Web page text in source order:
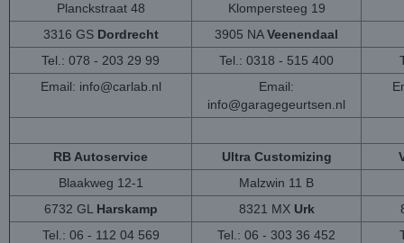
Planckstraat 48
Klompersteeg 19
3316 GS Dordrecht 3905 NAVeenendaal
Tel.: 078 - 203 29 99
Tel.: 0318 - 515 400
Email: info@carlab.nl
Email:
info@garagegeurtsen.nl
RB Autoservice Ultra Customizing
Blaakweg 12-1
Malzwin 11 B
6732 GL Harskamp 8321 MX Urk
Tel.: 06 - 112 04 569
Tel.: 06 - 303 36 452